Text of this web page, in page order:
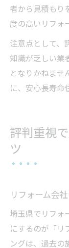
者から見積もり
度の高いリフォ
注意点として、
知識が乏しい業
となりかねませ
に、安心長寿命
評判重視
ツ
リフォーム会
埼玉県でリフォ
にするのが「リ
ングは、過去の